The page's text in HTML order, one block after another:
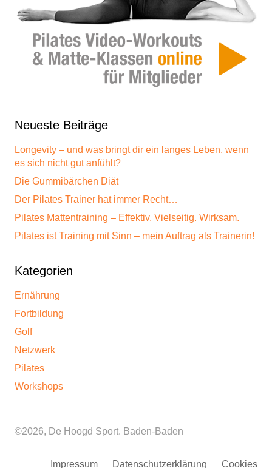
Neueste Beiträge
Longevity – und was bringt dir ein langes Leben, wenn
es sich nicht gut anfühlt?
Die Gummibärchen Diät
Der Pilates Trainer hat immer Recht…
Pilates Mattentraining – Effektiv. Vielseitig. Wirksam.
Pilates ist Training mit Sinn – mein Auftrag als Trainerin!
Kategorien
Ernährung
Fortbildung
Golf
Netzwerk
Pilates
Workshops
©2026, De Hoogd Sport. Baden-Baden
Impressum Datenschutzerklärung Cookies